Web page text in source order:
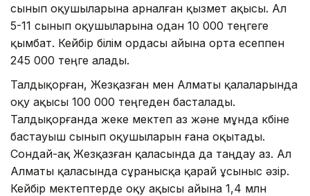
сынып оқушыларына арналған қызмет ақысы. Ал
5-11 сынып оқушыларына одан 10 000 теңгеге
қымбат. Кейбір білім ордасы айына орта есеппен
245 000 теңге алады.
Талдықорған, Жезқазған мен Алматы қалаларында
оқу ақысы 100 000 теңгеден басталады.
Талдықорғанда жеке мектеп аз және мұнда көбіне
бастауыш сынып оқушыларын ғана оқытады.
Сондай-ақ Жезқазған қаласында да таңдау аз. Ал
Алматы қаласында сұранысқа қарай ұсыныс әзір.
Кейбір мектептерде оқу ақысы айына 1,4 млн